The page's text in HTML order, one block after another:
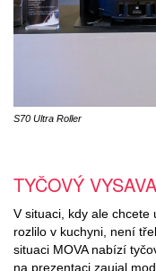
S70 Ultra Roller
TYČOVÝ
V situaci, kdy ale chcete
rozlilo v kuchyni, není
situaci MOVA nabízí
na prezentaci zaujal